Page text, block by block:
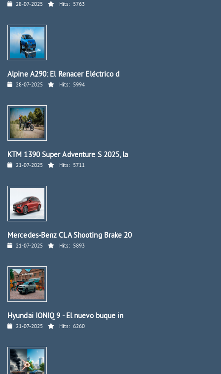
28-07-2025 Hits: 5763
Alpine A290: El Renacer Eléctrico d
28-07-2025 Hits: 5994
KTM 1390 Super Adventure S 2025, la
21-07-2025 Hits: 5711
Mercedes-Benz CLA Shooting Brake 20
21-07-2025 Hits: 5893
Hyundai IONIQ 9 - El nuevo buque in
21-07-2025 Hits: 6260